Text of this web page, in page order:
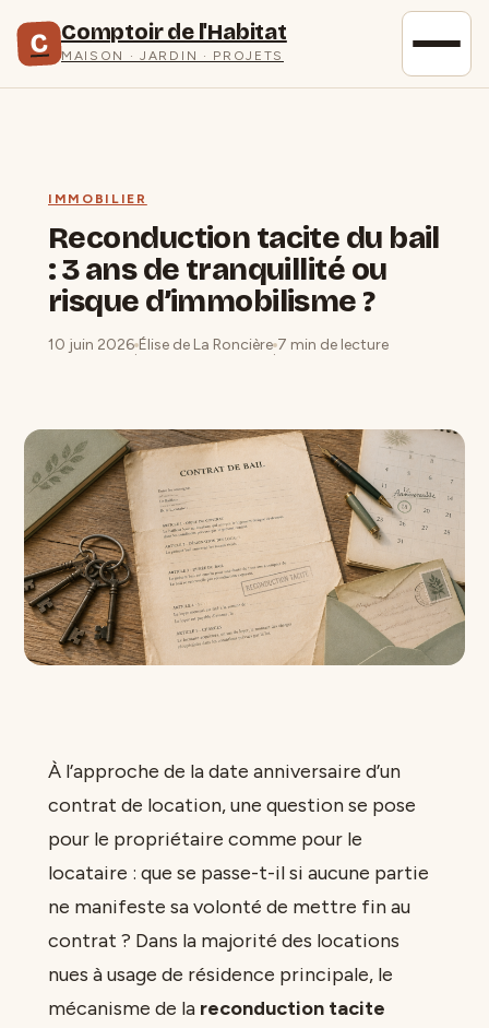
C Comptoir de l'Habitat
MAISON · JARDIN · PROJETS
IMMOBILIER
Reconduction tacite du bail
: 3 ans de tranquillité ou
risque d’immobilisme ?
10 juin 2026
·
Élise de La Roncière
·
7 min de lecture
À l’approche de la date anniversaire d’un
contrat de location, une question se pose
pour le propriétaire comme pour le
locataire : que se passe-t-il si aucune partie
ne manifeste sa volonté de mettre fin au
contrat ? Dans la majorité des locations
nues à usage de résidence principale, le
mécanisme de la reconduction tacite